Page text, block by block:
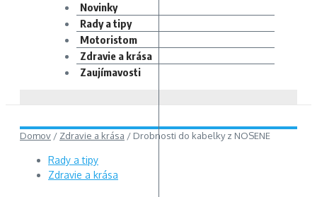
Novinky
Rady a tipy
Motoristom
Zdravie a krása
Zaujímavosti
Domov / Zdravie a krása / Drobnosti do kabelky z NOSENE
Rady a tipy
Zdravie a krása